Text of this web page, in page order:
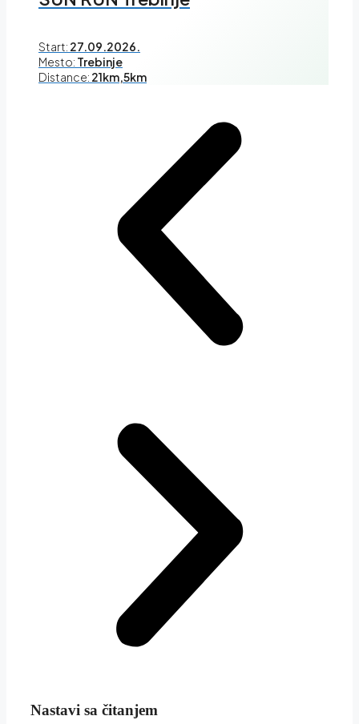
Start: 27.09.2026.
Mesto: Trebinje
Distance: 21km,5km
Nastavi sa čitanjem